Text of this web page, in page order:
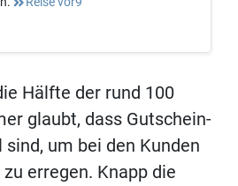
Hälfte der rund 100
glaubt, dass Gutschein-
um bei den Kunden
erregen. Knapp die